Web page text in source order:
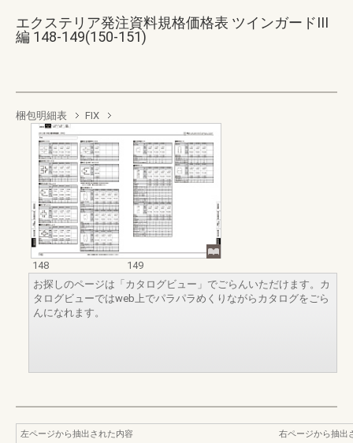
エクステリア発注資料規格価格表 ツインガードIII
編 148-149(150-151)
梱包明細表 FIX
148
149
お探しのページは「カタログビュー」でごらんいただけます。カ
タログビューではweb上でパラパラめくりながらカタログをごら
んになれます。
左ページから抽出された内容
右ページから抽出